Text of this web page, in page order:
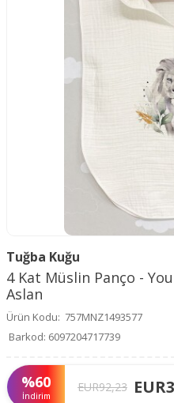
Tuğba Kuğu
4 Kat Müslin Panço -
Aslan
Ürün Kodu: 757MNZ1493577
Barkod: 6097204717739
%60
İndirim
EUR92,23 EUR